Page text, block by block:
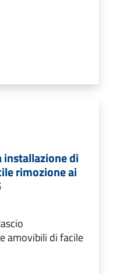
di
rimozione ai
amovibili di facile